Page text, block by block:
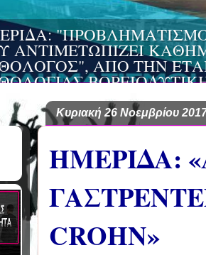
ΥΓΕΙΑΣ
Aug
Κυριακή 26 Νοεμβρίου
ΗΜΕΡΙΔΑ:
CROHN»